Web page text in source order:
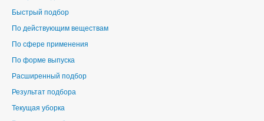
Быстрый подбор
По действующим веществам
По сфере применения
По форме выпуска
Расширенный подбор
Результат подбора
Текущая уборка